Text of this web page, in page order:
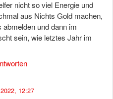
nicht so viel Energie und
aus Nichts Gold machen,
und dann im
sein, wie letztes Jahr im
12:27